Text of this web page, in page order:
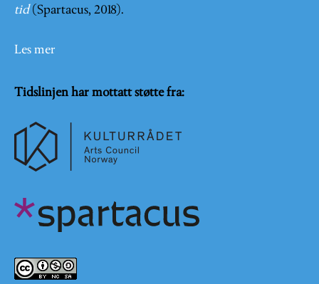
tid (Spartacus, 2018).
Les mer
Tidslinjen har mottatt støtte fra: